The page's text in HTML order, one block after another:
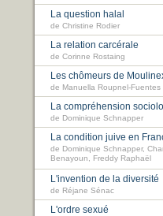
La question halal
de Christine Rodier
La relation carcérale
de Corinne Rostaing
Les chômeurs de
de Manuella Roupnel-Fuentes
La compréhension
de Dominique Schnapper
La condition juive en
de Dominique Schnapper,
Benayoun, Freddy Raphaël
L'invention de la diversité
de Réjane Sénac
L'ordre sexué